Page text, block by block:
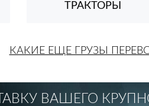
ТРАКТОРЫ
КАКИЕ ЕЩЕ ГРУЗЫ
ВАШЕГО